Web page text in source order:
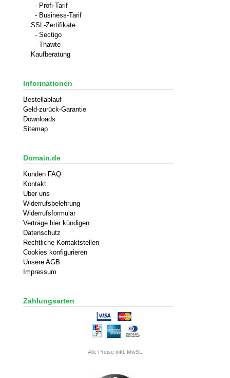
- Profi-Tarif
- Business-Tarif
SSL-Zertifikate
- Sectigo
- Thawte
Kaufberatung
Informationen
Bestellablauf
Geld-zurück-Garantie
Downloads
Sitemap
Domain.de
Kunden FAQ
Kontakt
Über uns
Widerrufsbelehrung
Widerrufsformular
Verträge hier kündigen
Datenschutz
Rechtliche Kontaktstellen
Cookies konfigurieren
Unsere AGB
Impressum
Zahlungsarten
Alle Preise inkl. MwSt.